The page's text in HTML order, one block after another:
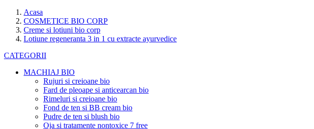
Acasa
COSMETICE BIO CORP
Creme si lotiuni bio corp
Lotiune regeneranta 3 in 1 cu extracte ayurvedice
CATEGORII
MACHIAJ BIO
Rujuri si creioane bio
Fard de pleoape si anticearcan bio
Rimeluri si creioane bio
Fond de ten si BB cream bio
Pudre de ten si blush bio
Oja si tratamente nontoxice 7 free